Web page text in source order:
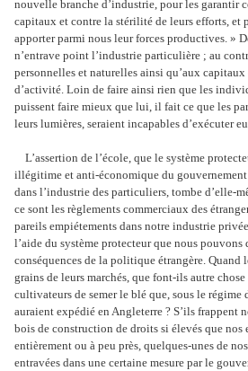
nouvelle branche d’industrie, pour les garantir
capitaux et contre la stérilité de leurs efforts, et
apporter parmi nous leur forces productives. »
n’entrave point l’industrie particulière ; au
personnelles et naturelles ainsi qu’aux
d’activité. Loin de faire ainsi rien que les
puissent faire mieux que lui, il fait ce que les
leurs lumières, seraient incapables d’exécuter
L’assertion de l’école, que le système
illégitime et anti-économique du
dans l’industrie des particuliers, tombe d’elle-
ce sont les règlements commerciaux des
pareils empiétements dans notre industrie
l’aide du système protecteur que nous pouvons
conséquences de la politique étrangère. Quand
grains de leurs marchés, que font-ils autre
cultivateurs de semer le blé que, sous le
auraient expédié en Angleterre ? S’ils frappent
bois de construction de droits si élevés que nos
entièrement ou à peu près, quelques-unes de
entravées dans une certaine mesure par le